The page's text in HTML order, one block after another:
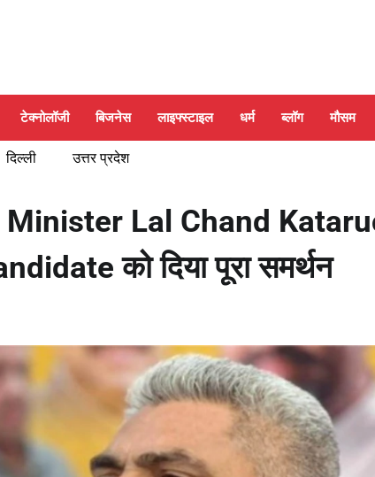
टेक्नोलॉजी बिजनेस लाइफ्स्टाइल धर्म ब्लॉग मौसम
दिल्ली उत्तर प्रदेश
Minister Lal Chand
को दिया पूरा समर्थन